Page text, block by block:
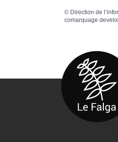
© Direction de
comarquage